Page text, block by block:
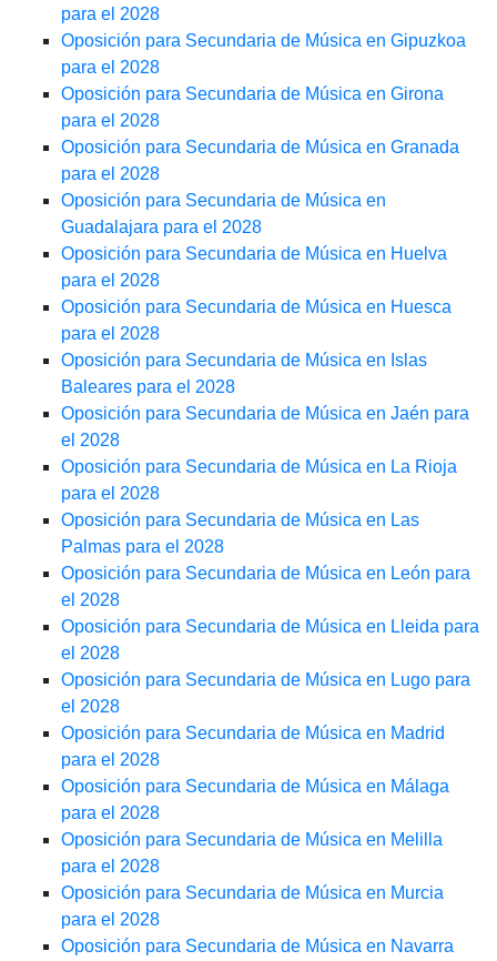
para el 2028
Oposición para Secundaria de Música en Gipuzkoa
para el 2028
Oposición para Secundaria de Música en Girona
para el 2028
Oposición para Secundaria de Música en Granada
para el 2028
Oposición para Secundaria de Música en
Guadalajara para el 2028
Oposición para Secundaria de Música en Huelva
para el 2028
Oposición para Secundaria de Música en Huesca
para el 2028
Oposición para Secundaria de Música en Islas
Baleares para el 2028
Oposición para Secundaria de Música en Jaén para
el 2028
Oposición para Secundaria de Música en La Rioja
para el 2028
Oposición para Secundaria de Música en Las
Palmas para el 2028
Oposición para Secundaria de Música en León para
el 2028
Oposición para Secundaria de Música en Lleida para
el 2028
Oposición para Secundaria de Música en Lugo para
el 2028
Oposición para Secundaria de Música en Madrid
para el 2028
Oposición para Secundaria de Música en Málaga
para el 2028
Oposición para Secundaria de Música en Melilla
para el 2028
Oposición para Secundaria de Música en Murcia
para el 2028
Oposición para Secundaria de Música en Navarra